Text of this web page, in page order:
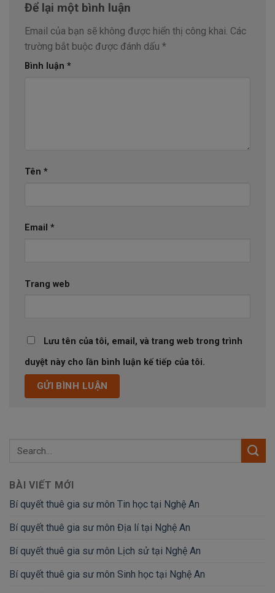
Để lại một bình luận
Email của bạn sẽ không được hiển thị công khai. Các
trường bắt buộc được đánh dấu *
Bình luận *
Tên *
Email *
Trang web
Lưu tên của tôi, email, và trang web trong trình
duyệt này cho lần bình luận kế tiếp của tôi.
BÀI VIẾT MỚI
Bí quyết thuê gia sư môn Tin học tại Nghệ An
Bí quyết thuê gia sư môn Địa lí tại Nghệ An
Bí quyết thuê gia sư môn Lịch sử tại Nghệ An
Bí quyết thuê gia sư môn Sinh học tại Nghệ An